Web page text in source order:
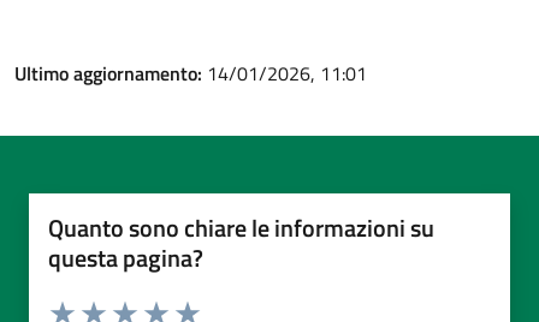
Ultimo aggiornamento: 14/01/2026, 11:01
Quanto sono chiare le informazioni su
questa pagina?
Valuta da 1 a 5 stelle la pagina